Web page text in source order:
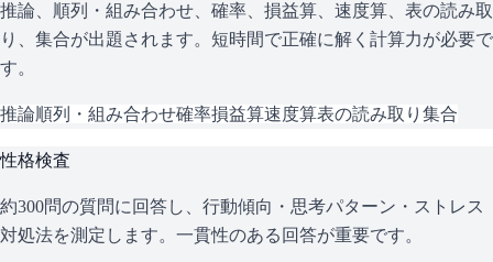
推論、順列・組み合わせ、確率、損益算、速度算、表の読み取
り、集合が出題されます。短時間で正確に解く計算力が必要で
す。
推論順列・組み合わせ確率損益算速度算表の読み取り 集合
性格検査
約300問の質問に回答し、行動傾向・思考パターン・ストレス
対処法を測定します。一貫性のある回答が重要です。